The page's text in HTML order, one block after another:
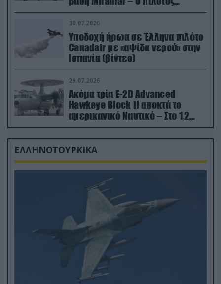
εκτινάχθηκε εγκαίρως
30.07.2026
Υποδοχή ήρωα σε Έλληνα πιλότο
Canadair με «αψίδα νερού» στην
Ισπανία (βίντεο)
29.07.2026
Ακόμα τρία E-2D Advanced
Hawkeye Block II αποκτά το
αμερικανικό Ναυτικό – Στο 1,2
δισ.δολάρια το κόστος
ΕΛΛΗΝΟΤΟΥΡΚΙΚΑ